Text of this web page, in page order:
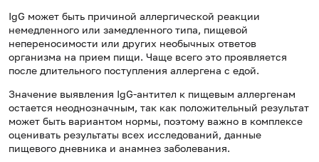
IgG может быть причиной аллергической реакции
немедленного или замедленного типа, пищевой
непереносимости или других необычных ответов
организма на прием пищи. Чаще всего это проявляется
после длительного поступления аллергена с едой.
Значение выявления IgG-антител к пищевым аллергенам
остается неоднозначным, так как положительный результат
может быть вариантом нормы, поэтому важно в комплексе
оценивать результаты всех исследований, данные
пищевого дневника и анамнез заболевания.